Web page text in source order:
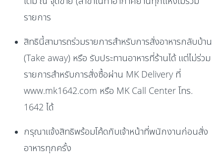
รายการ
สิทธินี้สามารถร่วมรายการสำหรับการสั่งอาหารกลับบ้าน
(Take away) หรือ รับประทานอาหารที่ร้านได้ แต่ไม่ร่วม
รายการสำหรับการสั่งซื้อผ่าน MK Delivery ที่
www.mk1642.com หรือ MK Call Center โทร.
1642 ได้
กรุณาแจ้งสิทธิพร้อมโค้ดกับเจ้าหน้าที่พนักงานก่อนสั่ง
อาหารทุกครั้ง